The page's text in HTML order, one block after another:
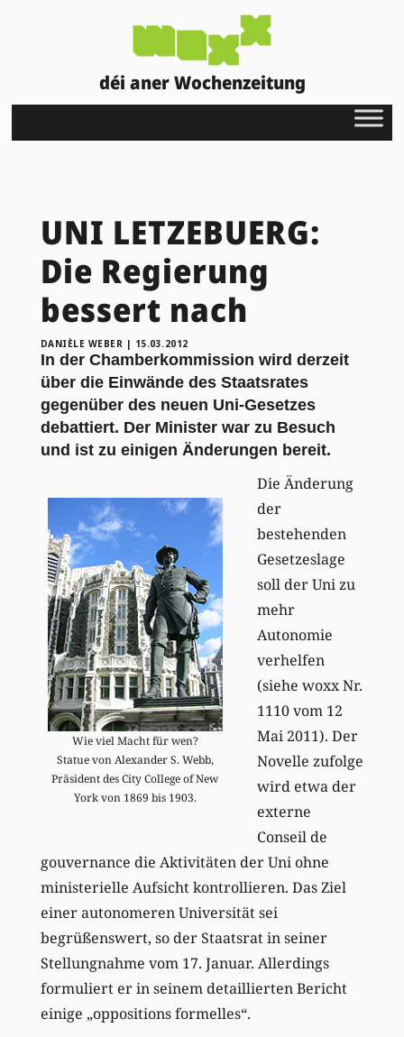
déi aner Wochenzeitung
UNI LETZEBUERG:
Die Regierung
bessert nach
DANIÈLE WEBER | 15.03.2012
In der Chamberkommission wird derzeit
über die Einwände des Staatsrates
gegenüber des neuen Uni-Gesetzes
debattiert. Der Minister war zu Besuch
und ist zu einigen Änderungen bereit.
Wie viel Macht für wen?
Statue von Alexander S. Webb,
Präsident des City College of New
York von 1869 bis 1903.
Die Änderung
der
bestehenden
Gesetzeslage
soll der Uni zu
mehr
Autonomie
verhelfen
(siehe woxx Nr.
1110 vom 12
Mai 2011). Der
Novelle zufolge
wird etwa der
externe
Conseil de
gouvernance die Aktivitäten der Uni ohne
ministerielle Aufsicht kontrollieren. Das Ziel
einer autonomeren Universität sei
begrüßenswert, so der Staatsrat in seiner
Stellungnahme vom 17. Januar. Allerdings
formuliert er in seinem detaillierten Bericht
einige „oppositions formelles“.